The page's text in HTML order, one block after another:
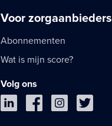
Voor zorgaanbieders
Abonnementen
Wat is mijn score?
Volg ons